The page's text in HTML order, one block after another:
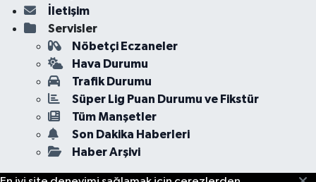
İletişim
Servisler
Nöbetçi Eczaneler
Hava Durumu
Trafik Durumu
Süper Lig Puan Durumu ve Fikstür
Tüm Manşetler
Son Dakika Haberleri
Haber Arşivi